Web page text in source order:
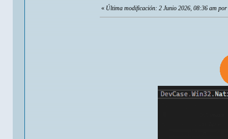
« Última modificación: 2 Junio 2026, 08:36 am